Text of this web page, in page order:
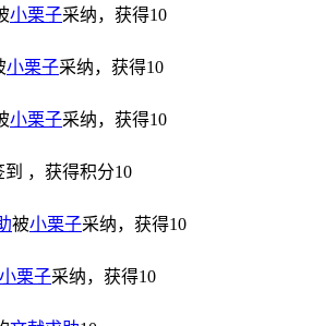
小栗子采纳，获得10
小栗子采纳，获得10
小栗子采纳，获得10
，获得积分10
被小栗子采纳，获得10
小栗子采纳，获得10